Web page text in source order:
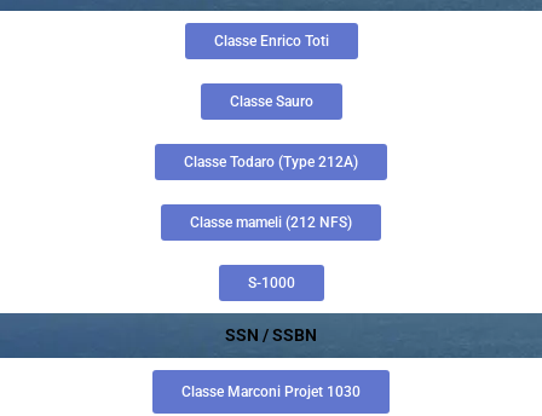
Classe Enrico Toti
Classe Sauro
Classe Todaro (Type 212A)
Classe mameli (212 NFS)
S-1000
SSN / SSBN
Classe Marconi Projet 1030